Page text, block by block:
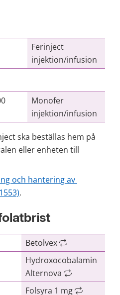
Ferinject
injektion/infusion
Monofer
injektion/infusion
ska beställas hem på
eller enheten till
och hantering av
.
Betolvex
Hydroxocobalamin
Alternova
Folsyra 1 mg